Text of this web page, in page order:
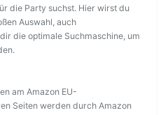
die Party suchst. Hier wirst du
Auswahl, auch
die optimale Suchmaschine, um
am Amazon EU-
Seiten werden durch Amazon